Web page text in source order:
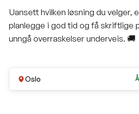
Uansett hvilken løsning du velger,
planlegge i god tid og få skriftlige
unngå overraskelser underveis. 🚚
Oslo